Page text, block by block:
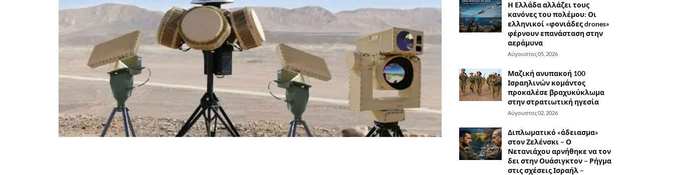
Η Ελλάδα αλλάζει τους
κανόνες του πολέμου: Οι
ελληνικοί «φονιάδες drones»
φέρνουν επανάσταση στην
αεράμυνα
Αύγουστος 05, 2026
Μαζική ανυπακοή 100
Ισραηλινών κομάντος
προκαλέσε βραχυκύκλωμα
στην στρατιωτική ηγεσία
Αύγουστος 02, 2026
Διπλωματικό «άδειασμα»
στον Ζελένσκι – Ο
Νετανιάχου αρνήθηκε να τον
δει στην Ουάσιγκτον – Ρήγμα
στις σχέσεις Ισραήλ –